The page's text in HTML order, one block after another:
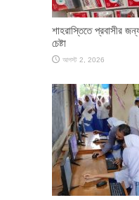
শাহরাস্তিতে প্রবাসীর
চেষ্টা
আগস্ট 2, 2026